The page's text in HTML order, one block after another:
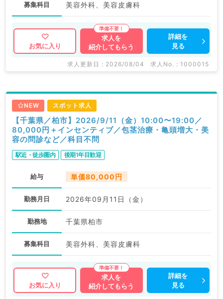
募集科目 美容外科、美容皮膚科
お気に入り
求人を
紹介してもらう
詳細を
見る
求人更新日 : 2026/08/04 求人No. : 1000015
NEW スポット求人
【千葉県／柏市】2026/9/11（金）10:00〜19:00／
80,000円＋インセンティブ／包茎治療・亀頭増大・美
容の問診など／科目不問
駅近・徒歩圏内 後期1年目歓迎
給与 単価80,000円
勤務月日 2026年09月11日（金）
勤務地 千葉県柏市
募集科目 美容外科、美容皮膚科
お気に入り
求人を
紹介してもらう
詳細を
見る